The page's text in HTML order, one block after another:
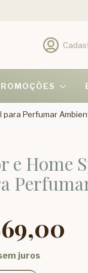
para Perfumar
e Home
juros